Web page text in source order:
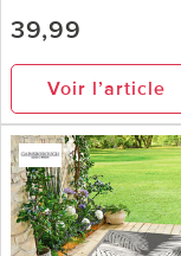
39,99
Voir l’article